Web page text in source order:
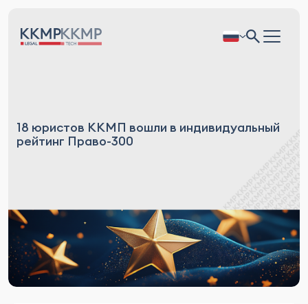
18 юристов ККМП вошли в индивидуальный
рейтинг Право-300